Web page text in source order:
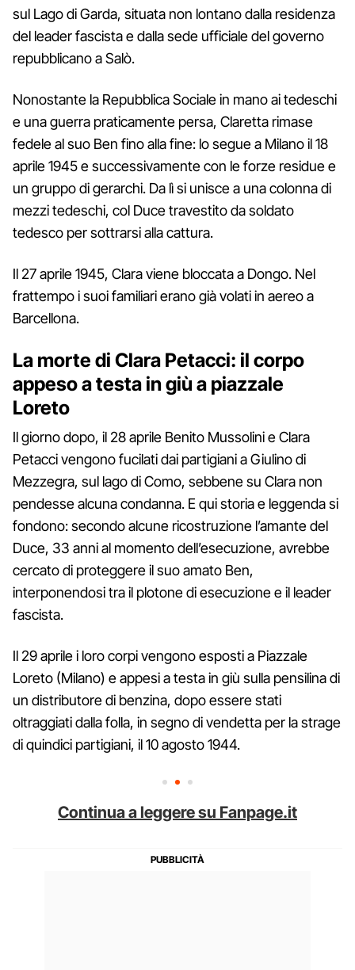
sul Lago di Garda, situata non lontano dalla residenza
del leader fascista e dalla sede ufficiale del governo
repubblicano a Salò.
Nonostante la Repubblica Sociale in mano ai tedeschi
e una guerra praticamente persa, Claretta rimase
fedele al suo Ben fino alla fine: lo segue a Milano il 18
aprile 1945 e successivamente con le forze residue e
un gruppo di gerarchi. Da lì si unisce a una colonna di
mezzi tedeschi, col Duce travestito da soldato
tedesco per sottrarsi alla cattura.
Il 27 aprile 1945, Clara viene bloccata a Dongo. Nel
frattempo i suoi familiari erano già volati in aereo a
Barcellona.
La morte di Clara Petacci: il corpo
appeso a testa in giù a piazzale
Loreto
Il giorno dopo, il 28 aprile Benito Mussolini e Clara
Petacci vengono fucilati dai partigiani a Giulino di
Mezzegra, sul lago di Como, sebbene su Clara non
pendesse alcuna condanna. E qui storia e leggenda si
fondono: secondo alcune ricostruzione l’amante del
Duce, 33 anni al momento dell’esecuzione, avrebbe
cercato di proteggere il suo amato Ben,
interponendosi tra il plotone di esecuzione e il leader
fascista.
Il 29 aprile i loro corpi vengono esposti a Piazzale
Loreto (Milano) e appesi a testa in giù sulla pensilina di
un distributore di benzina, dopo essere stati
oltraggiati dalla folla, in segno di vendetta per la strage
di quindici partigiani, il 10 agosto 1944.
Continua a leggere su Fanpage.it